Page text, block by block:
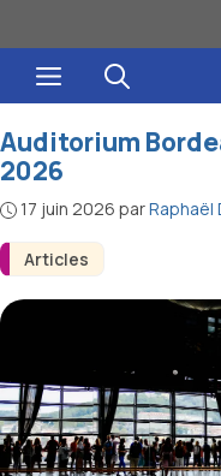
au
contenuMenu
Articles
Auditorium
2026
17 juin 2026 parRaphaël